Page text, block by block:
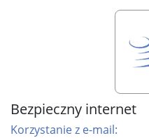
Bezpieczny internet
Korzystanie z e-mail: